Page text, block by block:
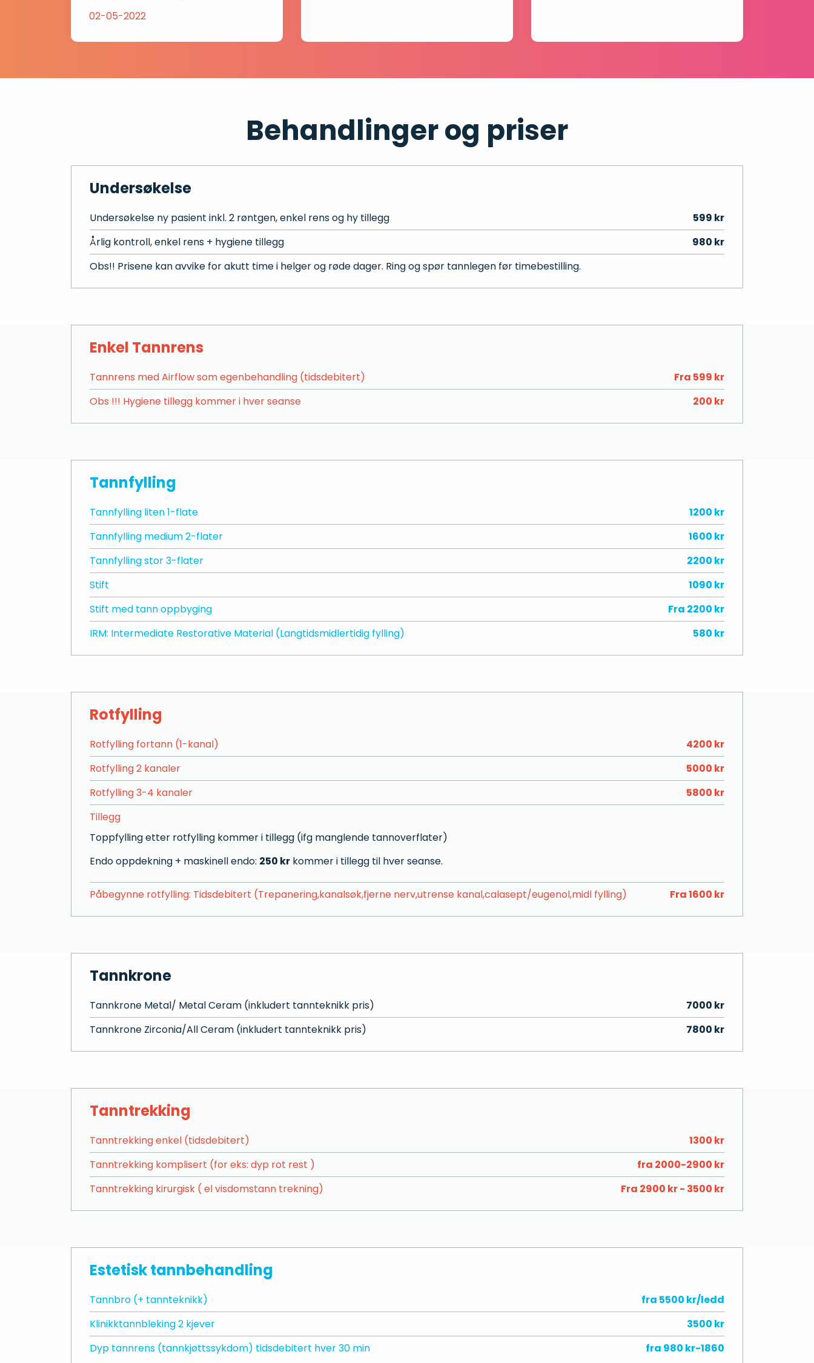
02-05-2022
Behandlinger og priser
Undersøkelse
Undersøkelse ny pasient inkl. 2 røntgen, enkel rens og hy tillegg
599 kr
Årlig kontroll, enkel rens + hygiene tillegg
980 kr
Obs!! Prisene kan avvike for akutt time i helger og røde dager. Ring og spør tannlegen før timebestilling.
Enkel Tannrens
Tannrens med Airflow som egenbehandling (tidsdebitert)
Fra 599 kr
Obs !!! Hygiene tillegg kommer i hver seanse
200 kr
Tannfylling
Tannfylling liten 1-flate
1200 kr
Tannfylling medium 2-flater
1600 kr
Tannfylling stor 3-flater
2200 kr
Stift
1090 kr
Stift med tann oppbyging
Fra 2200 kr
IRM: Intermediate Restorative Material (Langtidsmidlertidig fylling)
580 kr
Rotfylling
Rotfylling fortann (1-kanal)
4200 kr
Rotfylling 2 kanaler
5000 kr
Rotfylling 3-4 kanaler
5800 kr
Tillegg
Toppfylling etter rotfylling kommer i tillegg (ifg manglende tannoverflater)
Endo oppdekning + maskinell endo: 250 kr kommer i tillegg til hver seanse.
Påbegynne rotfylling: Tidsdebitert (Trepanering,kanalsøk,fjerne nerv,utrense kanal,calasept/eugenol,midl fylling) Fra 1600 kr
Tannkrone
Tannkrone Metal/ Metal Ceram (inkludert tannteknikk pris)
7000 kr
Tannkrone Zirconia/All Ceram (inkludert tannteknikk pris)
7800 kr
Tanntrekking
Tanntrekking enkel (tidsdebitert)
1300 kr
Tanntrekking komplisert (for eks: dyp rot rest )
fra 2000-2900 kr
Tanntrekking kirurgisk ( el visdomstann trekning)
Fra 2900 kr - 3500 kr
Estetisk tannbehandling
Tannbro (+ tannteknikk)
fra 5500 kr/ledd
Klinikktannbleking 2 kjever
3500 kr
Dyp tannrens (tannkjøttssykdom) tidsdebitert hver 30 min
fra 980 kr-1860